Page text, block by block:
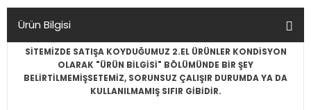
Ürün Bilgisi
SİTEMİZDE SATIŞA KOYDUĞUMUZ 2.EL ÜRÜNLER KONDİSYON
OLARAK "ÜRÜN BİLGİSİ" BÖLÜMÜNDE BİR ŞEY
BELİRTİLMEMİŞSETEMİZ, SORUNSUZ ÇALIŞIR DURUMDA YA DA
KULLANILMAMIŞ SIFIR GİBİDİR.